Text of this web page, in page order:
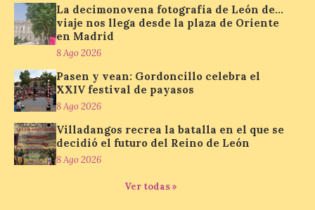
Los minerales y sus usos
más comunes centran la
nueva exposición del
Museo de la Siderurgia y
la Minería de Sabero
8 Ago 2026
inaugurará el sábado día 8
La decimonovena fotografía de León de…
viaje nos llega desde la plaza de Oriente
en Madrid
8 Ago 2026
Pasen y vean: Gordoncillo celebra el
XXIV festival de payasos
8 Ago 2026
Villadangos recrea la batalla en el que se
decidió el futuro del Reino de León
8 Ago 2026
Ver todas »